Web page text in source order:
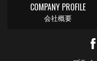
COMPANY PROFILE
会社概要